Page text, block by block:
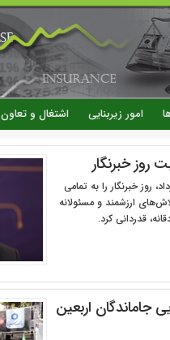
رفتن
به
محتوای
اصلی
امور زیربنایی اشتغال و تعاون
روز خبرنگار
روز خبرنگار را به تمامی
ارزشمند و مسئولانه
قدردانی کرد.
جاماندگان اربعین